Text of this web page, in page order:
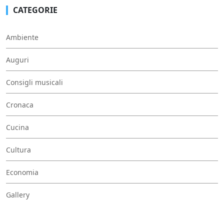
CATEGORIE
Ambiente
Auguri
Consigli musicali
Cronaca
Cucina
Cultura
Economia
Gallery